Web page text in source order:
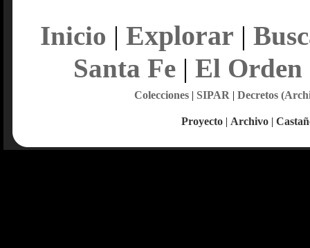
Inicio | Explorar |
Santa Fe| El Orden
Colecciones| SIPAR | Decretos
Proyecto | Archivo |